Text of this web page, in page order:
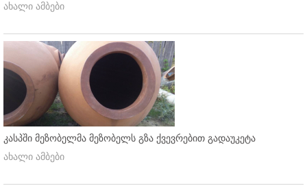
ახალი ამბები
კასპში მეზობელმა მეზობელს გზა ქვევრებით გადაუკეტა
ახალი ამბები